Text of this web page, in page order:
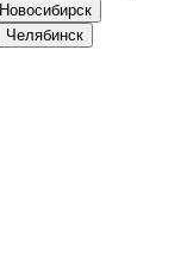
Новосибирск
Челябинск